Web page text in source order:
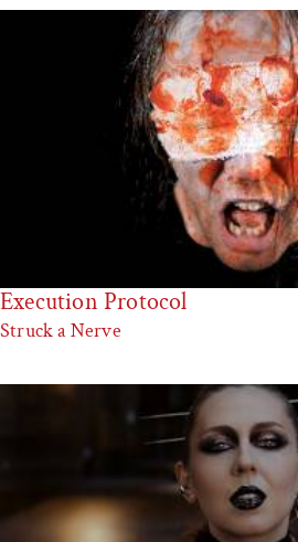
Execution Protocol
Struck a Nerve